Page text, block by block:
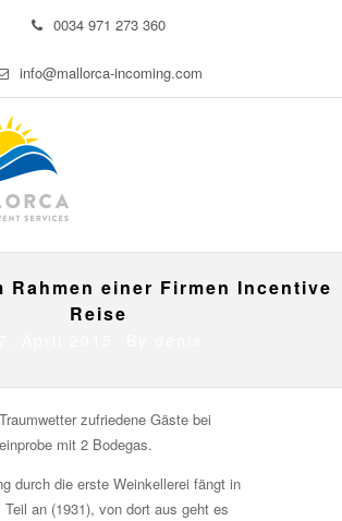
0034 971 273 360
info@mallorca-incoming.com
Rahmen einer Firmen Incentive
Reise
zufriedene Gäste bei
mit 2 Bodegas.
durch die erste Weinkellerei fängt in
an (1931), von dort aus geht es